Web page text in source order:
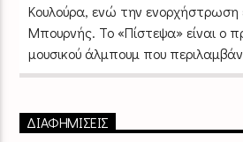
Κουλούρα, ενώ την
Μπουρνής. Το «Πίστεψα» είναι ο
μουσικού άλμπουμ που
ΔΙΑΦΗΜΙΣΕΙΣ